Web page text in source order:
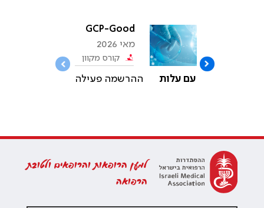
GCP-Good
Clinical
Practice
מאי 2026
קורס מקוון
עם עלות ההרשמה פעילה
למען הרופאות והרופאים ולטובת
הרפואה